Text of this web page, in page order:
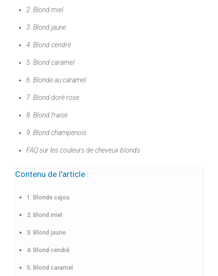
2. Blond miel
3. Blond jaune
4. Blond cendré
5. Blond caramel
6. Blonde au caramel
7. Blond doré rose
8. Blond fraise
9. Blond champenois
FAQ sur les couleurs de cheveux blonds
Contenu de l'article :
1. Blonde cajou
2. Blond miel
3. Blond jaune
4. Blond cendré
5. Blond caramel